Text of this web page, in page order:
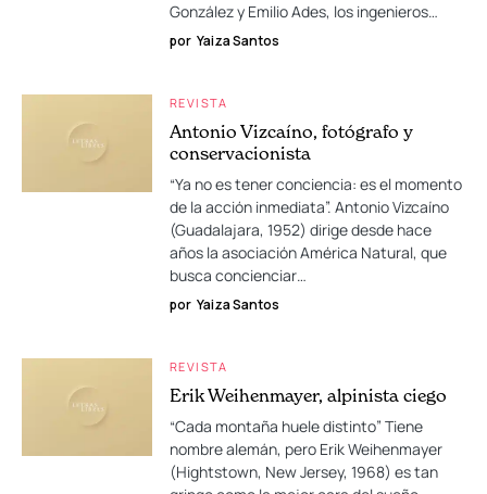
González y Emilio Ades, los ingenieros…
por Yaiza Santos
REVISTA
Antonio Vizcaíno, fotógrafo y
conservacionista
“Ya no es tener conciencia: es el momento
de la acción inmediata”. Antonio Vizcaíno
(Guadalajara, 1952) dirige desde hace
años la asociación América Natural, que
busca concienciar…
por Yaiza Santos
REVISTA
Erik Weihenmayer, alpinista ciego
“Cada montaña huele distinto” Tiene
nombre alemán, pero Erik Weihenmayer
(Hightstown, New Jersey, 1968) es tan